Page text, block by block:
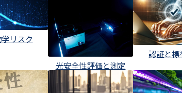
リスク
光安全性評価と測定
認証と標